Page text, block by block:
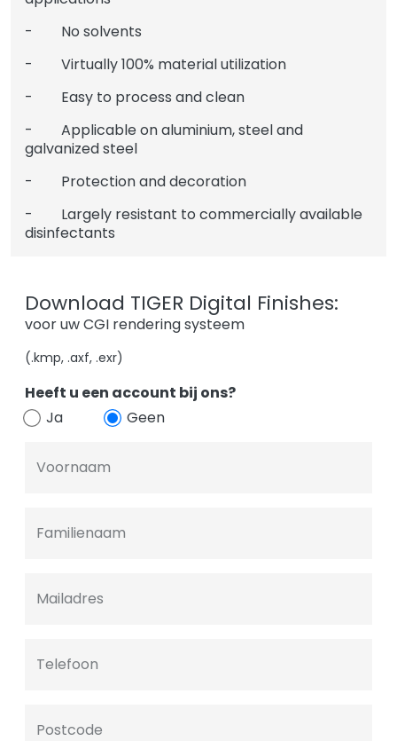
- No solvents
- Virtually 100% material utilization
- Easy to process and clean
- Applicable on aluminium, steel and
galvanized steel
- Protection and decoration
- Largely resistant to commercially available
disinfectants
Download TIGER Digital Finishes:
voor uw CGI rendering systeem
(.kmp, .axf, .exr)
Heeft u een account bij ons?
Ja
Geen
Voornaam
Familienaam
Mailadres
Telefoon
Postcode